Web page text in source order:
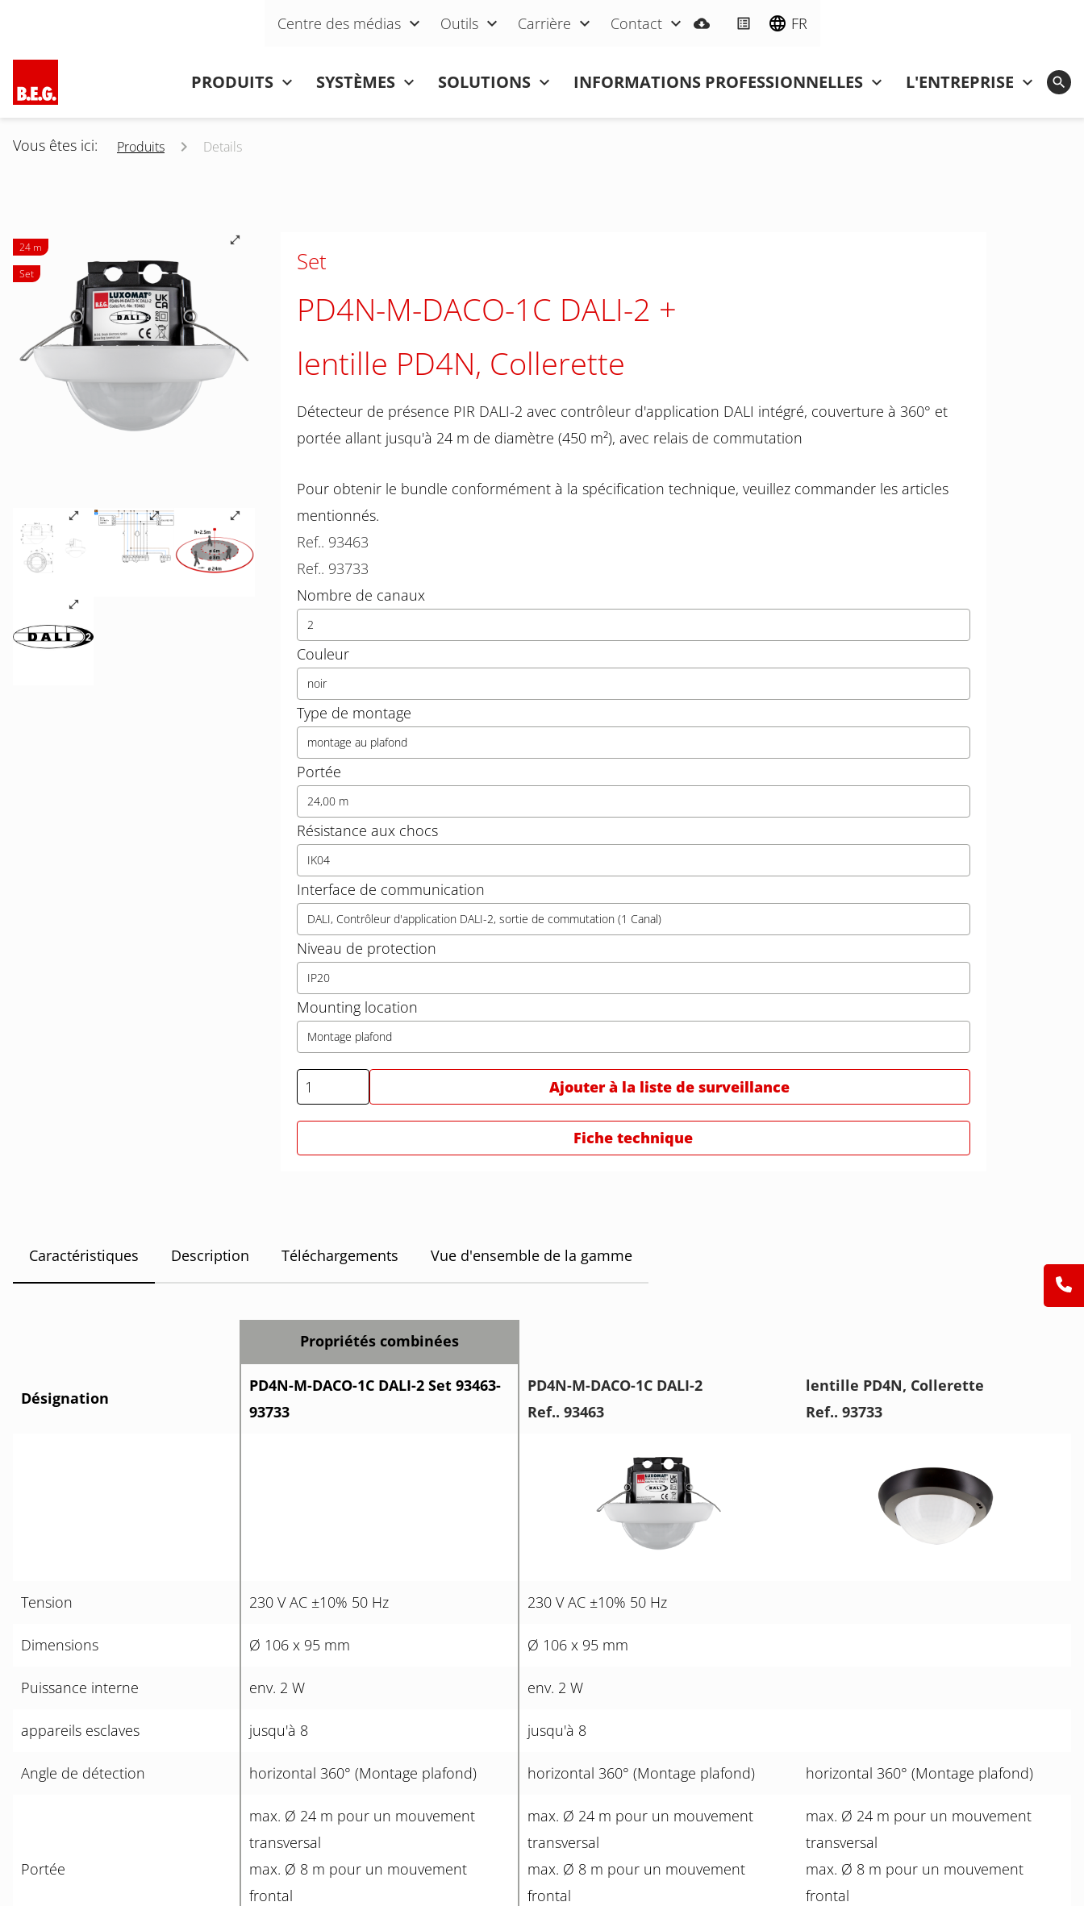
Aller au contenu
Centre des médias Outils Carrière Contact FR
PRODUITS SYSTÈMES SOLUTIONS INFORMATIONS PROFESSIONNELLES L'ENTREPRISE
Vous êtes ici: Produits Details
24 m
Set
Set
PD4N-M-DACO-1C DALI-2
lentille PD4N, Collerette
Détecteur de présence PIR DALI-2 avec contrôleur d'application DALI intégré, couverture à 360° et
portée allant jusqu'à 24 m de diamètre (450 m²), avec relais de commutation
Pour obtenir le bundle conformément à la spécification technique, veuillez commander les articles
mentionnés.
Ref.. 93463
Ref.. 93733
Nombre de canaux
2
Couleur
noir
Type de montage
montage au plafond
Portée
24,00 m
Résistance aux chocs
IK04
Interface de communication
DALI, Contrôleur d'application DALI-2, sortie de commutation (1 Canal)
Niveau de protection
IP20
Mounting location
Montage plafond
Ajouter à la liste de surveillance
Fiche technique
Caractéristiques Description Téléchargements Vue d'ensemble de la gamme
Propriétés combinées
Désignation
PD4N-M-DACO-1C DALI-2 Set 93463-
93733
PD4N-M-DACO-1C DALI-2
Ref.. 93463
lentille PD4N, Collerette
Ref.. 93733
Tension 230 V AC ±10% 50 Hz 230 V AC ±10% 50 Hz
Dimensions Ø 106 x 95 mm Ø 106 x 95 mm
Puissance interne env. 2 W env. 2 W
appareils esclaves jusqu'à 8 jusqu'à 8
Angle de détection horizontal 360° (Montage plafond) horizontal 360° (Montage plafond) horizontal 360° (Montage plafond)
Portée
max. Ø 24 m pour un mouvement
transversal
max. Ø 8 m pour un mouvement
frontal
max. Ø 24 m pour un mouvement
transversal
max. Ø 8 m pour un mouvement
frontal
max. Ø 24 m pour un mouvement
transversal
max. Ø 8 m pour un mouvement
frontal